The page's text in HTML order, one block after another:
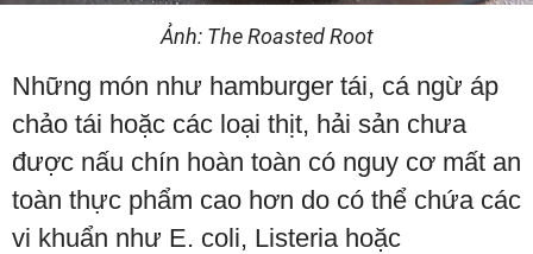
Ảnh: The Roasted Root
Những món như hamburger tái, cá ngừ áp
chảo tái hoặc các loại thịt, hải sản chưa
được nấu chín hoàn toàn có nguy cơ mất an
toàn thực phẩm cao hơn do có thể chứa các
vi khuẩn như E. coli, Listeria hoặc